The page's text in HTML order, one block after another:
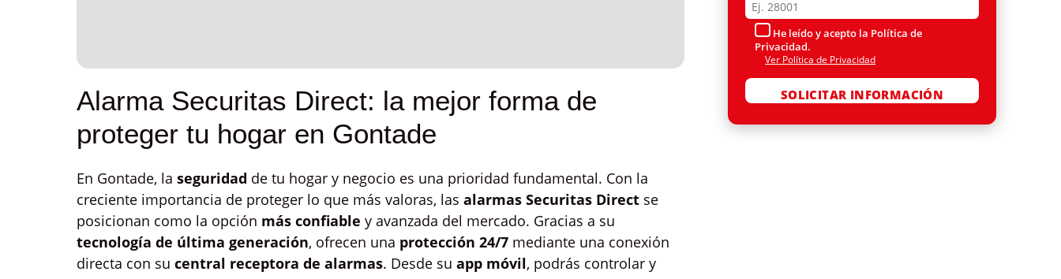
Alarma Securitas Direct: la mejor forma de
proteger tu hogar en Gontade
En Gontade, la seguridad de tu hogar y negocio es una prioridad fundamental. Con la
creciente importancia de proteger lo que más valoras, las alarmas Securitas Direct se
posicionan como la opción más confiable y avanzada del mercado. Gracias a su
tecnología de última generación, ofrecen una protección 24/7 mediante una conexión
directa con su central receptora de alarmas. Desde su app móvil, podrás controlar y
He leído y acepto la Política de
Privacidad.
Ver Política de Privacidad
Por favor, deja este campo vacío.